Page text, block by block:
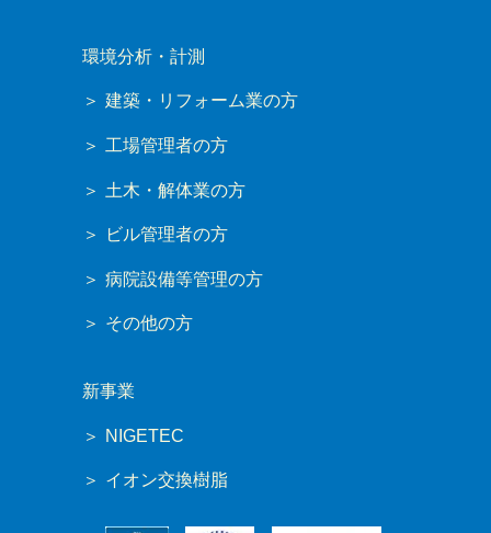
環境分析・計測
建築・リフォーム業の方
工場管理者の方
土木・解体業の方
ビル管理者の方
病院設備等管理の方
その他の方
新事業
NIGETEC
イオン交換樹脂